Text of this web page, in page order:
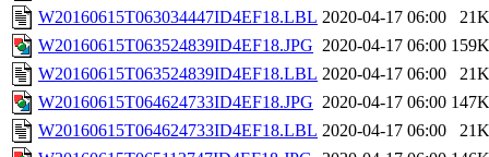
W20160615T063034447ID4EF18.LBL 2020-04-17 06:00
21K
W20160615T063524839ID4EF18.JPG 2020-04-17 06:00 159K
W20160615T063524839ID4EF18.LBL 2020-04-17 06:00
21K
W20160615T064624733ID4EF18.JPG 2020-04-17 06:00 147K
W20160615T064624733ID4EF18.LBL 2020-04-17 06:00
21K